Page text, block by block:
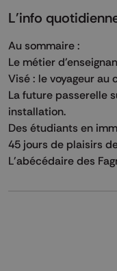
L'info
Au sommaire :
Le métier
Visé : le voyageur au
La future passerelle
installation.
Des étudiants en
45 jours de plaisirs
L'abécédaire des